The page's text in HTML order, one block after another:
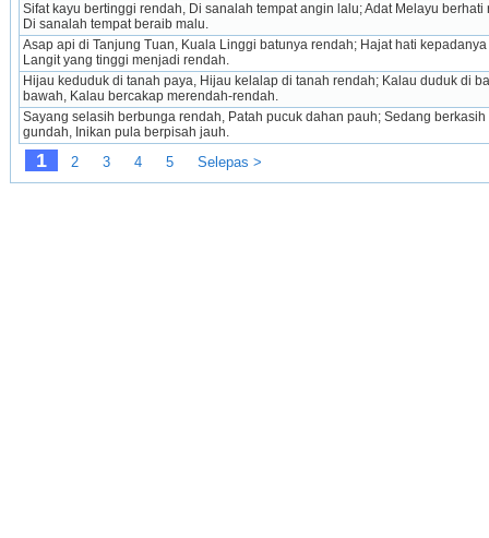
Sifat kayu bertinggi rendah, Di sanalah tempat angin lalu; Adat Melayu berhati
Di sanalah tempat beraib malu.
Asap api di Tanjung Tuan, Kuala Linggi batunya rendah; Hajat hati kepadanya
Langit yang tinggi menjadi rendah.
Hijau keduduk di tanah paya, Hijau kelalap di tanah rendah; Kalau duduk di
bawah, Kalau bercakap merendah-rendah.
Sayang selasih berbunga rendah, Patah pucuk dahan pauh; Sedang berkasih
gundah, Inikan pula berpisah jauh.
1 2 3 4 5 Selepas >